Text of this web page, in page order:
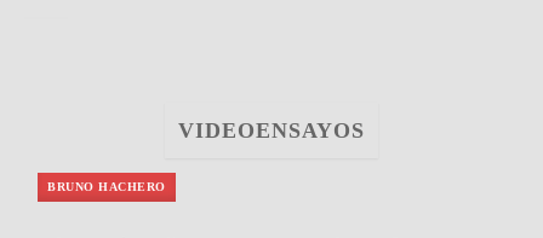
VIDEOENSAYOS
BRUNO HACHERO